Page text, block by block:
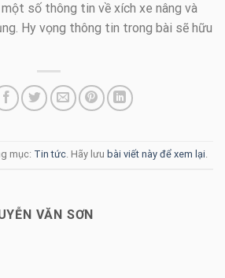
số thông tin về xích xe nâng và
Hy vọng thông tin trong bài sẽ hữu
mục: Tin tức. Hãy lưu bài viết này để xem lại.
VĂN SƠN